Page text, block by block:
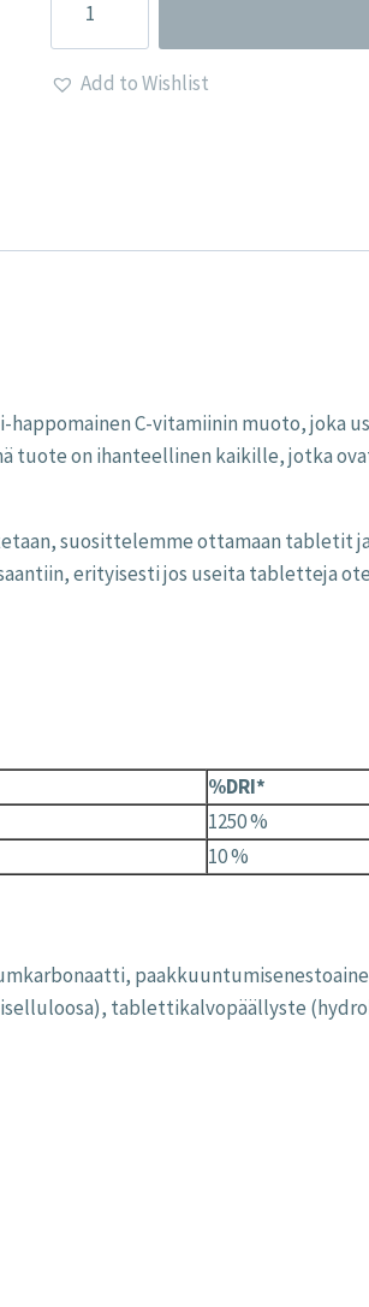
Vitamiini
-
Add to Wishlist
C-vitamiinin muoto, joka
tuote on ihanteellinen kaikille, jotka
suosittelemme ottamaan tabletit
erityisesti jos useita tabletteja
%DRI*
1250 %
10 %
tablettikalvopäällyste